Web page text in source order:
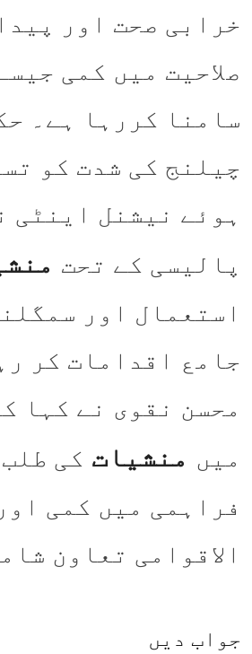
خرابی صحت اور
صلاحیت میں کمی
سامنا کررہا ہے۔
چیلنج کی شدت کو
ہوئے نیشنل اینٹی
پالیسی کے تحت
استعمال اور
جامع اقدامات کر
محسن نقوی نے کہا
میں منشیات کی طلب
فراہمی میں کمی
الاقوامی تعاون
جواب دیں